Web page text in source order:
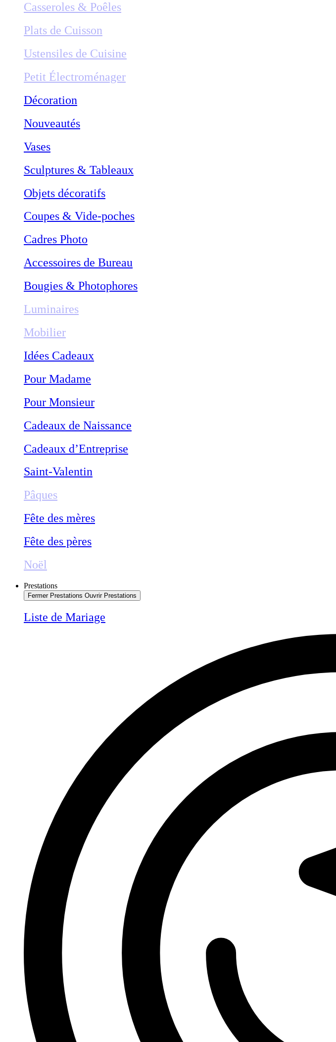
Casseroles & Poêles
Plats de Cuisson
Ustensiles de Cuisine
Petit Électroménager
Décoration
Nouveautés
Vases
Sculptures & Tableaux
Objets décoratifs
Coupes & Vide-poches
Cadres Photo
Accessoires de Bureau
Bougies & Photophores
Luminaires
Mobilier
Idées Cadeaux
Pour Madame
Pour Monsieur
Cadeaux de Naissance
Cadeaux d’Entreprise
Saint-Valentin
Pâques
Fête des mères
Fête des pères
Noël
Prestations
Fermer Prestations Ouvrir Prestations
Liste de Mariage